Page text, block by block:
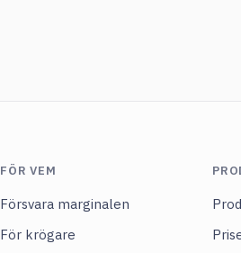
FÖR VEM
Försvara marginalen
För krögare